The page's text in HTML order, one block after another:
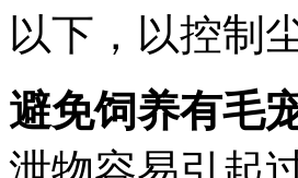
以下，以控制
避免饲养有毛